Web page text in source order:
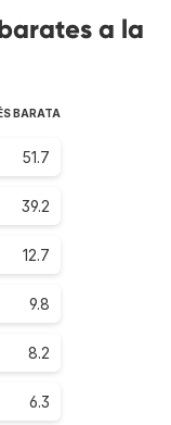
a la
BARATA
51.7
39.2
12.7
9.8
8.2
6.3